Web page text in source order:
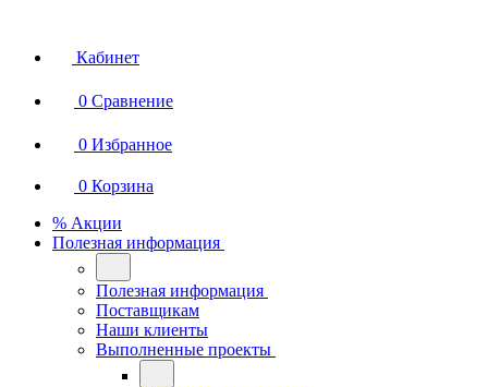
Кабинет
0 Сравнение
0 Избранное
0 Корзина
% Акции
Полезная информация
Полезная информация
Поставщикам
Наши клиенты
Выполненные проекты